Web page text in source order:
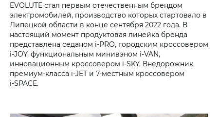
EVOLUTE стал первым отечественным брендом
электромобилей, производство которых стартовало в
Липецкой области в конце сентября 2022 года. В
настоящий момент продуктовая линейка бренда
представлена седаном i‑PRO, городским кроссовером
i‑JOY, функциональным минивэном i‑VAN,
инновационным кроссовером i‑SKY, Внедорожник
премиум-класса i‑JET и 7-местным кроссовером
i‑SPACE.